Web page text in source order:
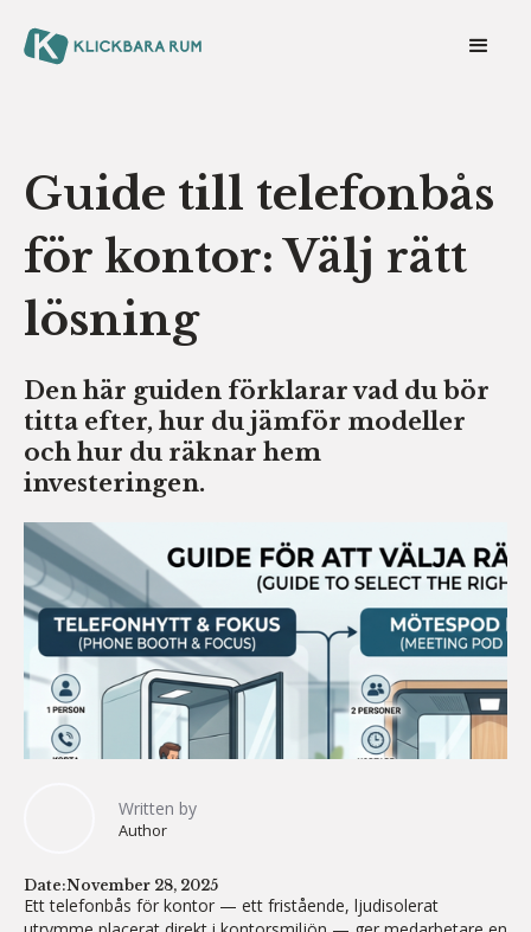
Guide till telefonbås
för kontor: Välj rätt
lösning
Den här guiden förklarar vad du bör
titta efter, hur du jämför modeller
och hur du räknar hem
investeringen.
Written by
Author
Date:November 28, 2025
Ett telefonbås för kontor — ett fristående, ljudisolerat